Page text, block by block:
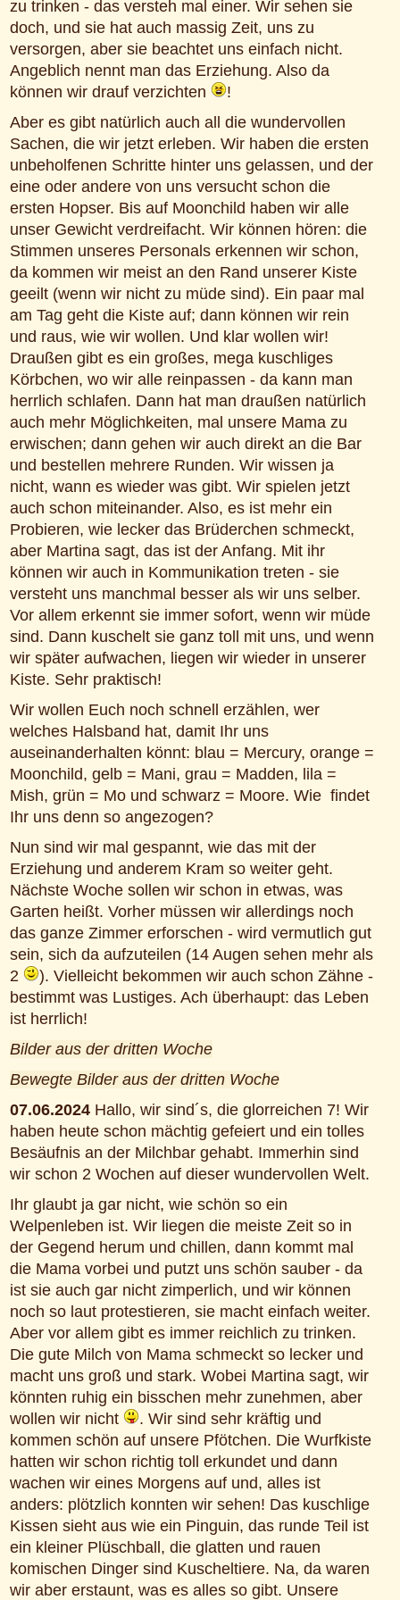
zu trinken - das versteh mal einer. Wir sehen sie
doch, und sie hat auch massig Zeit, uns zu
versorgen, aber sie beachtet uns einfach nicht.
Angeblich nennt man das Erziehung. Also da
können wir drauf verzichten
!
Aber es gibt natürlich auch all die wundervollen
Sachen, die wir jetzt erleben. Wir haben die ersten
unbeholfenen Schritte hinter uns gelassen, und der
eine oder andere von uns versucht schon die
ersten Hopser. Bis auf Moonchild haben wir alle
unser Gewicht verdreifacht. Wir können hören: die
Stimmen unseres Personals erkennen wir schon,
da kommen wir meist an den Rand unserer Kiste
geeilt (wenn wir nicht zu müde sind). Ein paar mal
am Tag geht die Kiste auf; dann können wir rein
und raus, wie wir wollen. Und klar wollen wir!
Draußen gibt es ein großes, mega kuschliges
Körbchen, wo wir alle reinpassen - da kann man
herrlich schlafen. Dann hat man draußen natürlich
auch mehr Möglichkeiten, mal unsere Mama zu
erwischen; dann gehen wir auch direkt an die Bar
und bestellen mehrere Runden. Wir wissen ja
nicht, wann es wieder was gibt. Wir spielen jetzt
auch schon miteinander. Also, es ist mehr ein
Probieren, wie lecker das Brüderchen schmeckt,
aber Martina sagt, das ist der Anfang. Mit ihr
können wir auch in Kommunikation treten - sie
versteht uns manchmal besser als wir uns selber.
Vor allem erkennt sie immer sofort, wenn wir müde
sind. Dann kuschelt sie ganz toll mit uns, und wenn
wir später aufwachen, liegen wir wieder in unserer
Kiste. Sehr praktisch!
Wir wollen Euch noch schnell erzählen, wer
welches Halsband hat, damit Ihr uns
auseinanderhalten könnt: blau = Mercury, orange =
Moonchild, gelb = Mani, grau = Madden, lila =
Mish, grün = Mo und schwarz = Moore. Wie findet
Ihr uns denn so angezogen?
Nun sind wir mal gespannt, wie das mit der
Erziehung und anderem Kram so weiter geht.
Nächste Woche sollen wir schon in etwas, was
Garten heißt. Vorher müssen wir allerdings noch
das ganze Zimmer erforschen - wird vermutlich gut
sein, sich da aufzuteilen (14 Augen sehen mehr als
2
). Vielleicht bekommen wir auch schon Zähne -
bestimmt was Lustiges. Ach überhaupt: das Leben
ist herrlich!
Bilder aus der dritten Woche
Bewegte Bilder aus der dritten Woche
07.06.2024 Hallo, wir sind´s, die glorreichen 7! Wir
haben heute schon mächtig gefeiert und ein tolles
Besäufnis an der Milchbar gehabt. Immerhin sind
wir schon 2 Wochen auf dieser wundervollen Welt.
Ihr glaubt ja gar nicht, wie schön so ein
Welpenleben ist. Wir liegen die meiste Zeit so in
der Gegend herum und chillen, dann kommt mal
die Mama vorbei und putzt uns schön sauber - da
ist sie auch gar nicht zimperlich, und wir können
noch so laut protestieren, sie macht einfach weiter.
Aber vor allem gibt es immer reichlich zu trinken.
Die gute Milch von Mama schmeckt so lecker und
macht uns groß und stark. Wobei Martina sagt, wir
könnten ruhig ein bisschen mehr zunehmen, aber
wollen wir nicht
. Wir sind sehr kräftig und
kommen schön auf unsere Pfötchen. Die Wurfkiste
hatten wir schon richtig toll erkundet und dann
wachen wir eines Morgens auf und, alles ist
anders: plötzlich konnten wir sehen! Das kuschlige
Kissen sieht aus wie ein Pinguin, das runde Teil ist
ein kleiner Plüschball, die glatten und rauen
komischen Dinger sind Kuscheltiere. Na, da waren
wir aber erstaunt, was es alles so gibt. Unsere